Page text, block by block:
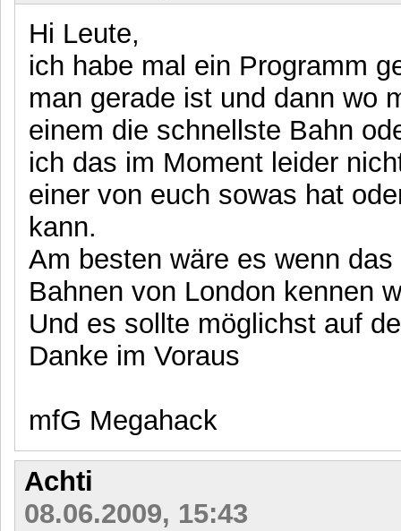
Hi Leute,
ich habe mal ein Programm
man gerade ist und dann wo
einem die schnellste Bahn
ich das im Moment leider
einer von euch sowas hat
kann.
Am besten wäre es wenn
Bahnen von London kennen
Und es sollte möglichst auf
Danke im Voraus
mfG Megahack
Achti
08.06.2009, 15:43